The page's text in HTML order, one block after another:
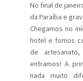
No final de
da Paraíba e
Chegamos no
hotel e fomos
de
entramos! A
nada muito